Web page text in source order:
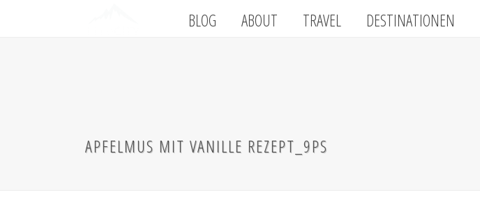
BLOG ABOUT TRAVEL DESTINATIONEN
APFELMUS MIT VANILLE REZEPT_9PS